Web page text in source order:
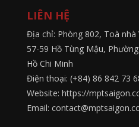
LIÊN HỆ
Địa chỉ: Phòng 802, Toà nhà
57-59 Hồ Tùng Mậu,
Hồ Chi Minh
Điện thoại: (+84) 86 842 73
Website: https://
Email: